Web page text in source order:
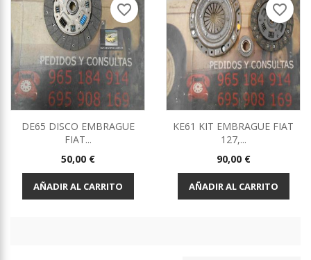
DE65 DISCO EMBRAGUE
FIAT...
Precio
50,00 €
AÑADIR AL CARRITO
favorite_border
KE61 KIT EMBRAGUE FIAT
127,...
Precio
90,00 €
AÑADIR AL CARRITO
favorite_border